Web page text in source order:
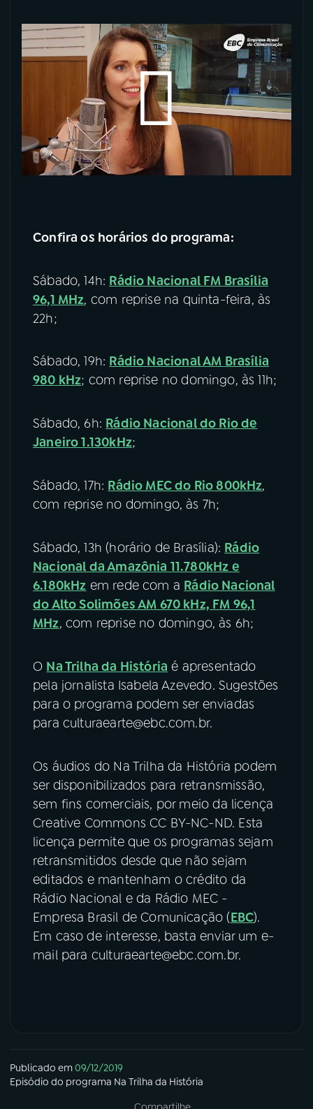
Confira os horários do programa:
Sábado, 14h: Rádio Nacional FM Brasília
96,1 MHz, com reprise na quinta-feira, às
22h;
Sábado, 19h: Rádio Nacional AM Brasília
980 kHz; com reprise no domingo, às 11h;
Sábado, 6h: Rádio Nacional do Rio de
Janeiro 1.130kHz;
Sábado, 17h: Rádio MEC do Rio 800kHz,
com reprise no domingo, às 7h;
Sábado, 13h (horário de Brasília): Rádio
Nacional da Amazônia 11.780kHz e
6.180kHz em rede com a Rádio Nacional
do Alto Solimões AM 670 kHz, FM 96,1
MHz, com reprise no domingo, às 6h;
O Na Trilha da História é apresentado
pela jornalista Isabela Azevedo. Sugestões
para o programa podem ser enviadas
para culturaearte@ebc.com.br.
Os áudios do Na Trilha da História podem
ser disponibilizados para retransmissão,
sem fins comerciais, por meio da licença
Creative Commons CC BY-NC-ND. Esta
licença permite que os programas sejam
retransmitidos desde que não sejam
editados e mantenham o crédito da
Rádio Nacional e da Rádio MEC -
Empresa Brasil de Comunicação (EBC).
Em caso de interesse, basta enviar um e-
mail para culturaearte@ebc.com.br.
Publicado em09/12/2019
Episódio do programa Na Trilha da História